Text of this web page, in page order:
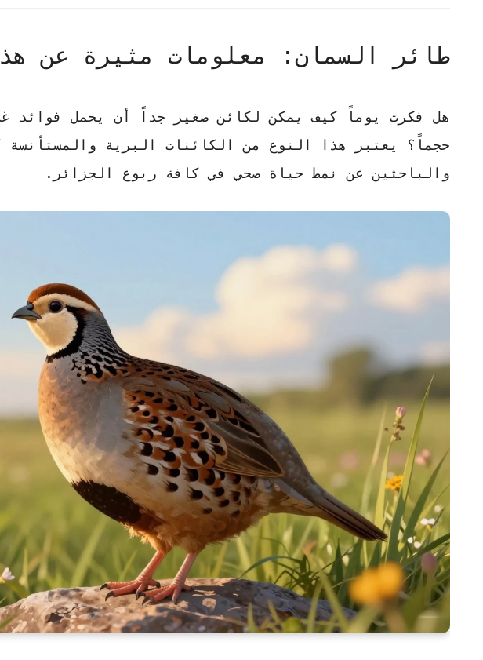
طائر السمان: معلومات مثيرة عن
هل فكرت يوماً كيف يمكن لكائن صغير جداً أن يحمل فوائد
حجماً؟ يعتبر هذا النوع من الكائنات البرية والمستأنسة
والباحثين عن نمط حياة صحي في كافة ربوع الجزائر.